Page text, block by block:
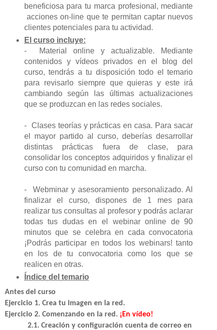
beneficiosa para tu marca profesional, mediante
acciones on-line que te permitan captar nuevos
clientes potenciales para tu actividad.
El curso incluye:
- Material online y actualizable. Mediante
contenidos y vídeos privados en el blog del
curso, tendrás a tu disposición todo el temario
para revisarlo siempre que quieras y este irá
cambiando según las últimas actualizaciones
que se produzcan en las redes sociales.
- Clases teorías y prácticas en casa. Para sacar
el mayor partido al curso, deberías desarrollar
distintas prácticas fuera de clase, para
consolidar los conceptos adquiridos y finalizar el
curso con tu comunidad en marcha.
- Webminar y asesoramiento personalizado. Al
finalizar el curso, dispones de 1 mes para
realizar tus consultas al profesor y podrás aclarar
todas tus dudas en el webinar online de 90
minutos que se celebra en cada convocatoria
¡Podrás participar en todos los webinars! tanto
en los de tu convocatoria como los que se
realicen en otras.
Índice del temario
Antes del curso
Ejercicio 1. Crea tu imagen en la red.
Ejercicio 2. Comenzando en la red. ¡En vídeo!
2.1. Creación y configuración cuenta de correo en